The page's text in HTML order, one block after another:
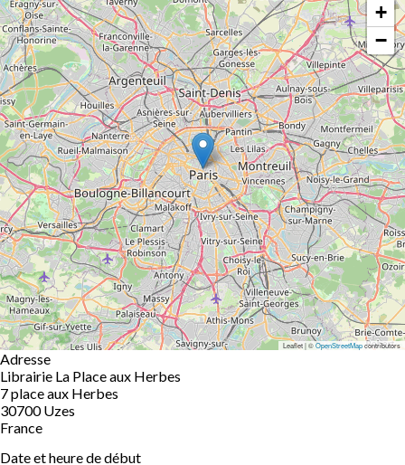
+
−
Leaflet | ©OpenStreetMapcontributors
Adresse
Librairie La Place aux Herbes
7 place aux Herbes
30700 Uzes
France
Date et heure de début